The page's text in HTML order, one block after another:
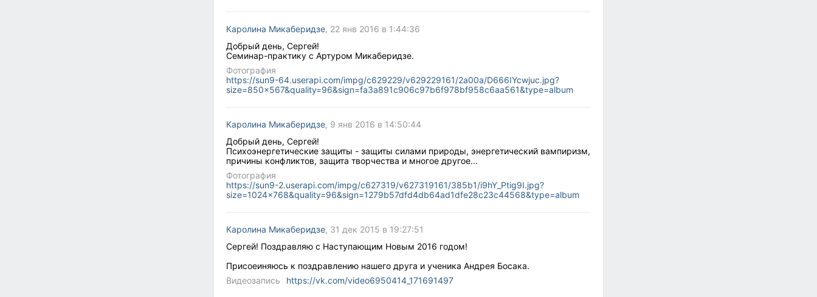
Каролина Микаберидзе, 22 янв 2016 в 1:44:36
Добрый день, Сергей!
Семинар-практику с Артуром Микаберидзе.
Фотография
https://sun9-64.userapi.com/impg/c629229/v629229161/2a00a/D666IYcwjuc.jpg?
size=850x567&quality=96&sign=fa3a891c906c97b6f978bf958c6aa561&type=album
Каролина Микаберидзе, 9 янв 2016 в 14:50:44
Добрый день, Сергей!
Психоэнергетические защиты - защиты силами природы, энергетический вампиризм,
причины конфликтов, защита творчества и многое другое...
Фотография
https://sun9-2.userapi.com/impg/c627319/v627319161/385b1/i9hY_Ptig9I.jpg?
size=1024x768&quality=96&sign=1279b57dfd4db64ad1dfe28c23c44568&type=album
Каролина Микаберидзе, 31 дек 2015 в 19:27:51
Сергей! Поздравляю с Наступающим Новым 2016 годом!
Присоеиняюсь к поздравлению нашего друга и ученика Андрея Босака.
Видеозапись
https://vk.com/video6950414_171691497